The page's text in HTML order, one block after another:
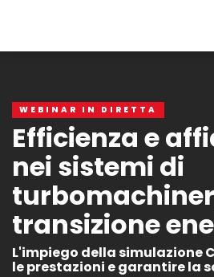
WEBINAR IN DIRETTA
Efficienza e
nei sistemi di
transizione
L'impiego della simulazione
le prestazioni e garantire la